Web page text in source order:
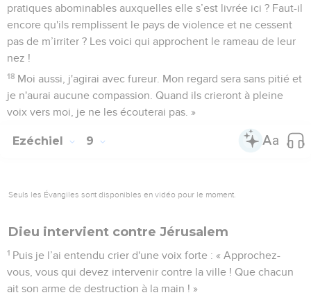
pratiques abominables auxquelles elle s’est livrée ici ? Faut-il
encore qu'ils remplissent le pays de violence et ne cessent
pas de m’irriter ? Les voici qui approchent le rameau de leur
nez !
18 Moi aussi, j'agirai avec fureur. Mon regard sera sans pitié et
je n'aurai aucune compassion. Quand ils crieront à pleine
voix vers moi, je ne les écouterai pas. »
Ezéchiel 9
Seuls les Évangiles sont disponibles en vidéo pour le moment.
Dieu intervient contre Jérusalem
1 Puis je l’ai entendu crier d'une voix forte : « Approchez-
vous, vous qui devez intervenir contre la ville ! Que chacun
ait son arme de destruction à la main ! »